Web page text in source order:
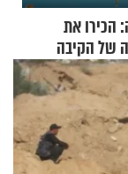
הכירו את
של הקיבה